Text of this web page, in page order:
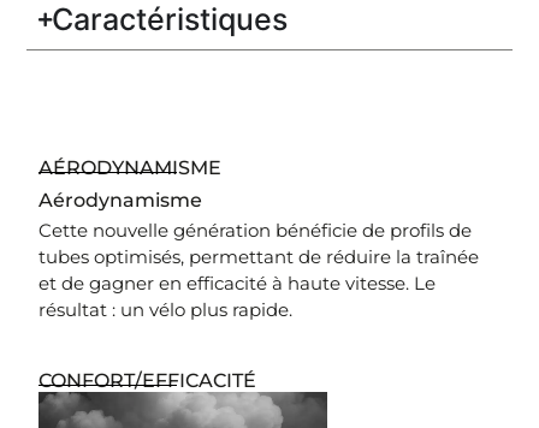
Caractéristiques
AÉRODYNAMISME
Aérodynamisme
Cette nouvelle génération bénéficie de profils de
tubes optimisés, permettant de réduire la traînée
et de gagner en efficacité à haute vitesse. Le
résultat : un vélo plus rapide.
CONFORT/EFFICACITÉ